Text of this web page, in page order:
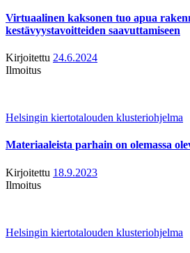
Virtuaalinen kaksonen tuo apua
kestävyystavoitteiden saavuttamiseen
Kirjoitettu 24.6.2024
Ilmoitus
Helsingin kiertotalouden klusteriohjelma
Materiaaleista parhain on olemassa
Kirjoitettu 18.9.2023
Ilmoitus
Helsingin kiertotalouden klusteriohjelma